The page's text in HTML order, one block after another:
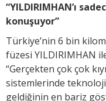
“YILDIRIMHAN’ı
konuşuyor”
Türkiye’nin 6 bin
füzesi YILDIRIMHAN
“Gerçekten çok çok
sistemlerinde
geldiğinin en bariz